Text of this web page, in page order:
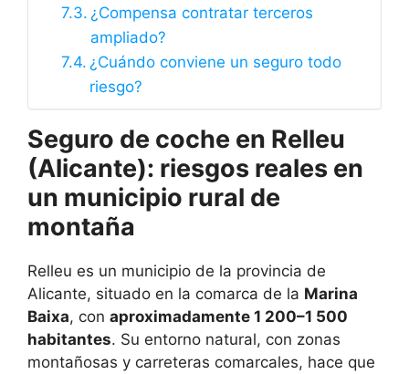
¿Compensa contratar terceros
ampliado?
¿Cuándo conviene un seguro todo
riesgo?
Seguro de coche en Relleu
(Alicante): riesgos reales en
un municipio rural de
montaña
Relleu es un municipio de la provincia de
Alicante, situado en la comarca de la Marina
Baixa, con aproximadamente 1 200–1 500
habitantes. Su entorno natural, con zonas
montañosas y carreteras comarcales, hace que